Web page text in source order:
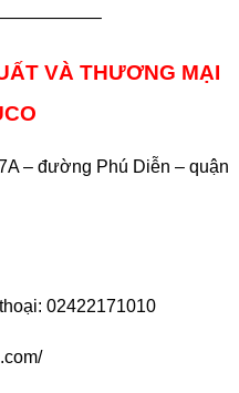
VÀ THƯƠNG MẠI
– đường Phú Diễn – quận
02422171010